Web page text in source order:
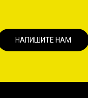
НАПИШИТЕ НАМ